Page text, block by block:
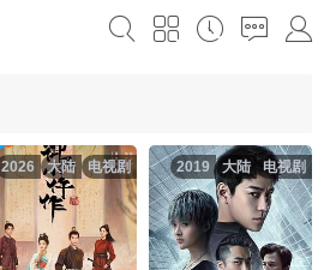
电视剧
大陆
2026 电视剧
大陆
2019